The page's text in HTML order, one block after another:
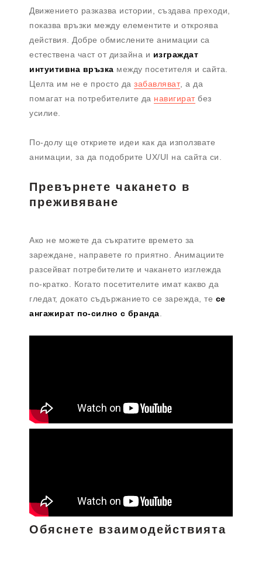
Движението разказва истории, създава преходи,
показва връзки между елементите и откроява
действия. Добре обмислените анимации са
естествена част от дизайна и изграждат
интуитивна връзка между посетителя и сайта.
Целта им не е просто да забавляват, а да
помагат на потребителите да навигиратбез
усилие.
По-долу ще откриете идеи как да използвате
анимации, за да подобрите UX/UI на сайта си.
Превърнете чакането в
преживяване
Ако не можете да съкратите времето за
зареждане, направете го приятно. Анимациите
разсейват потребителите и чакането изглежда
по-кратко. Когато посетителите имат какво да
гледат, докато съдържанието се зарежда, те се
ангажират по-силно с бранда.
Обяснете взаимодействията